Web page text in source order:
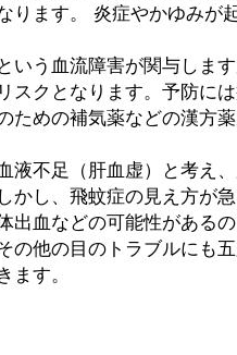
ります。 炎症やかゆみが
いう血流障害が関与しま
スクとなります。予防に
ための補気薬などの漢方
液不足（肝血虚）と考え
かし、飛蚊症の見え方が
出血などの可能性がある
の他の目のトラブルにも
ます。